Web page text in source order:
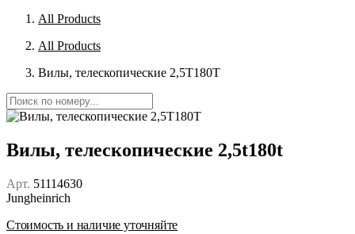
All Products
All Products
Вилы, телескопические 2,5T180T
Вилы, телескопические 2,5t180t
Арт. 51114630
Jungheinrich
Стоимость и наличие уточняйте